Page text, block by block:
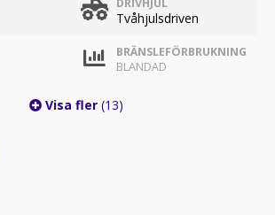
DRIVHJUL
Tvåhjulsdriven
BRÄNSLEFÖRBRUKNING
BLANDAD
Visa fler (13)